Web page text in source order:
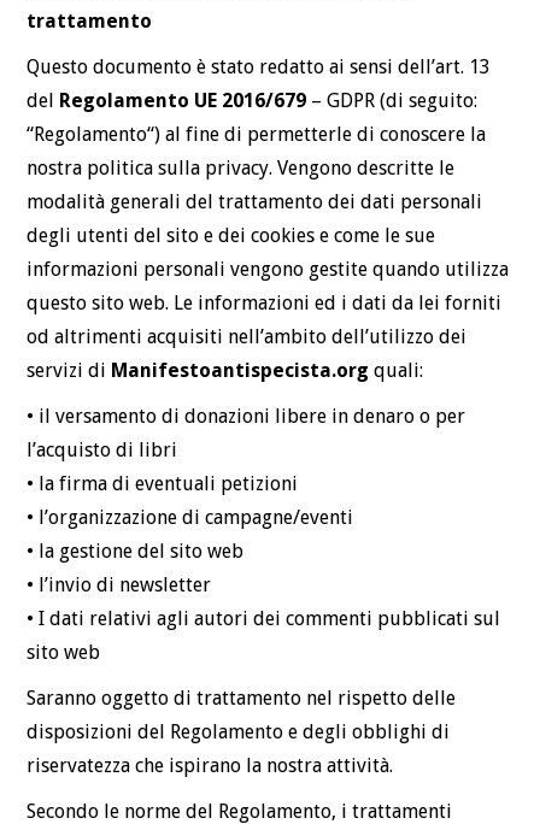
trattamento
Questo documento è stato redatto ai sensi dell’art. 13
del Regolamento UE 2016/679 – GDPR (di seguito:
“Regolamento“) al fine di permetterle di conoscere la
nostra politica sulla privacy. Vengono descritte le
modalità generali del trattamento dei dati personali
degli utenti del sito e dei cookies e come le sue
informazioni personali vengono gestite quando utilizza
questo sito web. Le informazioni ed i dati da lei forniti
od altrimenti acquisiti nell’ambito dell’utilizzo dei
servizi di Manifestoantispecista.org quali:
• il versamento di donazioni libere in denaro o per
l’acquisto di libri
• la firma di eventuali petizioni
• l’organizzazione di campagne/eventi
• la gestione del sito web
• l’invio di newsletter
• I dati relativi agli autori dei commenti pubblicati sul
sito web
Saranno oggetto di trattamento nel rispetto delle
disposizioni del Regolamento e degli obblighi di
riservatezza che ispirano la nostra attività.
Secondo le norme del Regolamento, i trattamenti